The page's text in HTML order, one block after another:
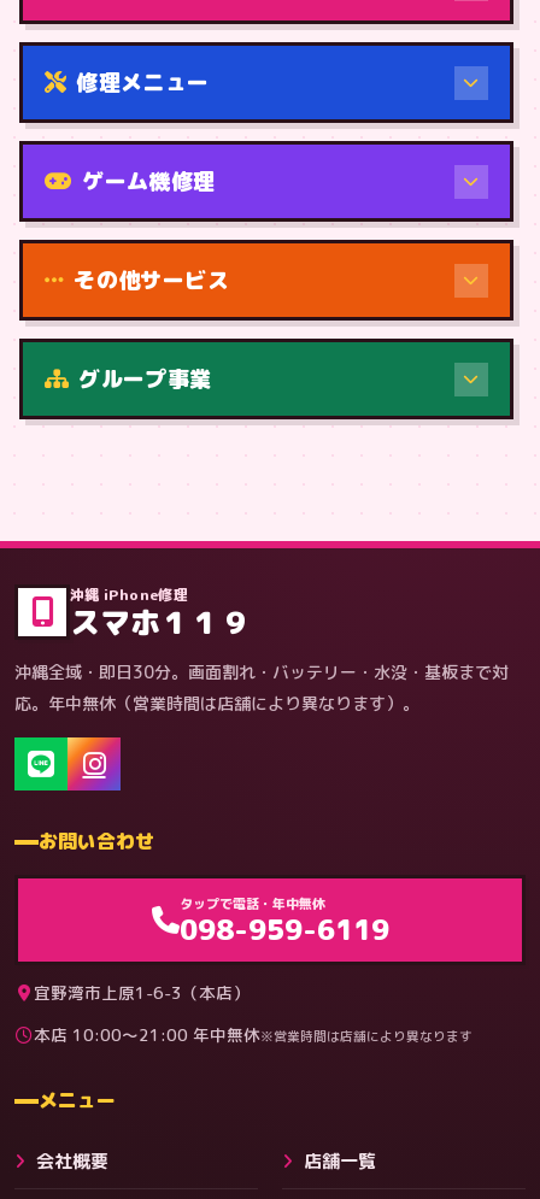
修理メニュー
機種から
症状・内容から
料金
ゲーム機修理
その他サービス
グループ事業
沖縄 iPhone修理
スマホ１１９
沖縄全域・即日30分。画面割れ・バッテリー・水没・基板まで対
応。年中無休（営業時間は店舗により異なります）。
お問い合わせ
タップで電話・年中無休
098-959-6119
宜野湾市上原1-6-3（本店）
本店 10:00〜21:00 年中無休※営業時間は店舗により異なります
メニュー
会社概要 店舗一覧